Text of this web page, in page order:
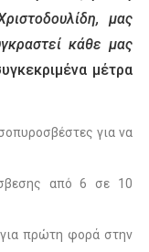
μας
κάθε μας
μέτρα
για να
από 6 σε 10
για πρώτη φορά στην